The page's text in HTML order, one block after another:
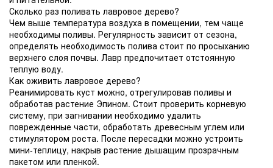
Сколько раз поливать лавровое дерево?
Чем выше температура воздуха в помещении, тем чаще
необходимы поливы. Регулярность зависит от сезона,
определять необходимость полива стоит по просыханию
верхнего слоя почвы. Лавр предпочитает отстоянную
теплую воду.
Как оживить лавровое дерево?
Реанимировать куст можно, отрегулировав поливы и
обработав растение Эпином. Стоит проверить корневую
систему, при загнивании необходимо удалить
поврежденные части, обработать древесным углем или
стимулятором роста. После пересадки можно устроить
мини-теплицу, накрыв растение дышащим прозрачным
пакетом или пленкой.